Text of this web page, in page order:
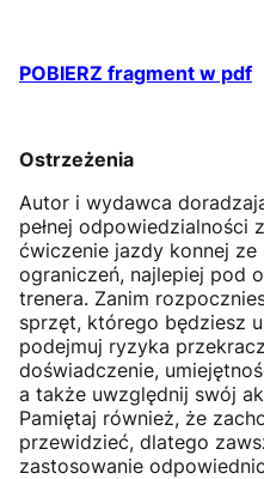
POBIERZ fragment w pdf
Ostrzeżenia
Autor i wydawca
pełnej odpowiedzialności
ćwiczenie jazdy konnej ze
ograniczeń, najlepiej pod
trenera. Zanim
sprzęt, którego będziesz
podejmuj ryzyka
doświadczenie,
a także uwzględnij swój
Pamiętaj również, że
przewidzieć, dlatego
zastosowanie